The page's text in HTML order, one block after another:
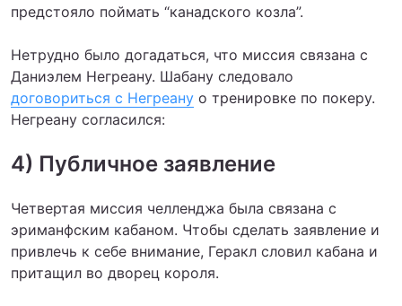
предстояло поймать “канадского козла”.
Нетрудно было догадаться, что миссия связана с
Даниэлем Негреану. Шабану следовало
договориться с Негреану о тренировке по покеру.
Негреану согласился:
4) Публичное заявление
Четвертая миссия челленджа была связана с
эриманфским кабаном. Чтобы сделать заявление и
привлечь к себе внимание, Геракл словил кабана и
притащил во дворец короля.